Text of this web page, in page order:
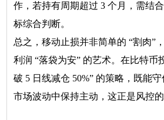
作，若持有周期超过 3 个月，需结
标综合判断。
总之，移动止损并非简单的 “割肉”
利润 “落袋为安” 的艺术。在比特币
破 5 日线减仓 50%” 的策略，既能
市场波动中保持主动，这正是风控的